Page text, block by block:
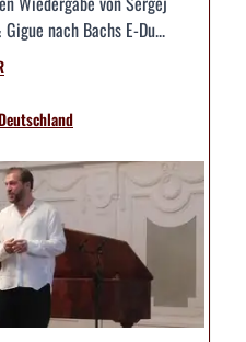
nach Bachs E-Du...